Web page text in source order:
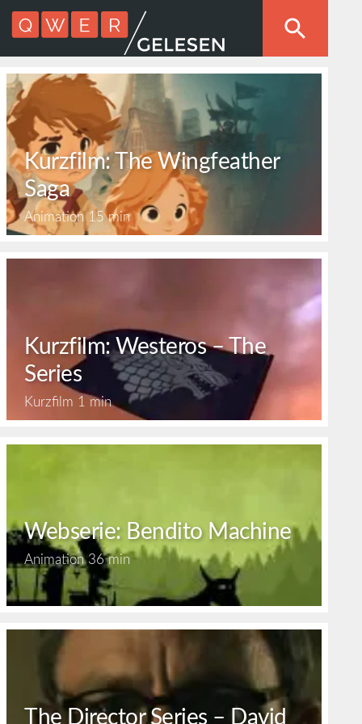
Kurzfilm: The Wingfeather
Saga
Animation15 min
Kurzfilm: Westeros – The
Series
Kurzfilm 1 min
Webserie: Bendito Machine
Animation36 min
The Director Series – David